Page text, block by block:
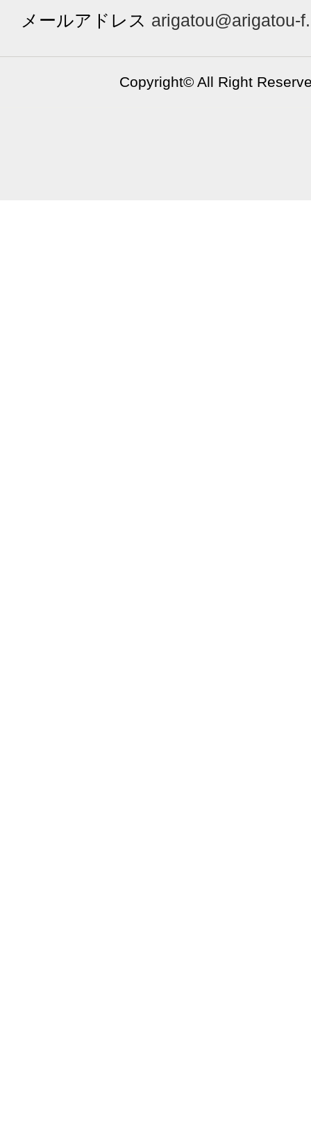
メールアドレス arigatou@arigatou-
Copyright© All Right